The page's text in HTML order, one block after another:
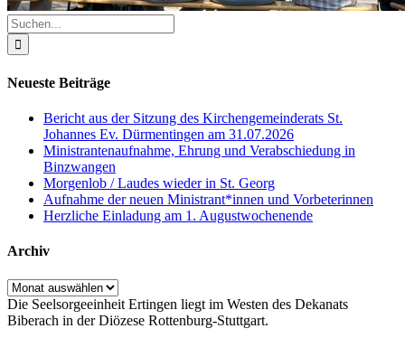
Suche
nach:
Neueste Beiträge
Bericht aus der Sitzung des Kirchengemeinderats St.
Johannes Ev. Dürmentingen am 31.07.2026
Ministrantenaufnahme, Ehrung und Verabschiedung in
Binzwangen
Morgenlob / Laudes wieder in St. Georg
Aufnahme der neuen Ministrant*innen und Vorbeterinnen
Herzliche Einladung am 1. Augustwochenende
Archiv
Archiv
Die Seelsorgeeinheit Ertingen liegt im Westen des Dekanats
Biberach in der Diözese Rottenburg-Stuttgart.